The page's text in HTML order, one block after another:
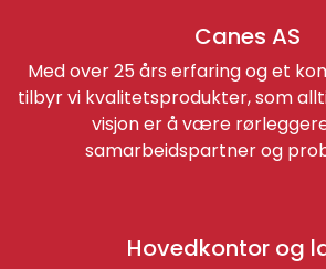
Canes AS
Med over 25 års erfaring og et
tilbyr vi kvalitetsprodukter, som
visjon er å være
samarbeidspartner og
Hovedkontor og